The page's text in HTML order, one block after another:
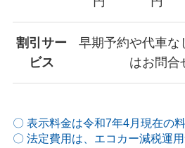
割引サー
ビス
早期予約や代車な
はお問合
〇 表示料金は令和7年4月現在の
〇 法定費用は、エコカー減税運